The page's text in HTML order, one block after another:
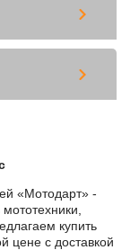
«Мотодарт» -
купить
цене с доставкой